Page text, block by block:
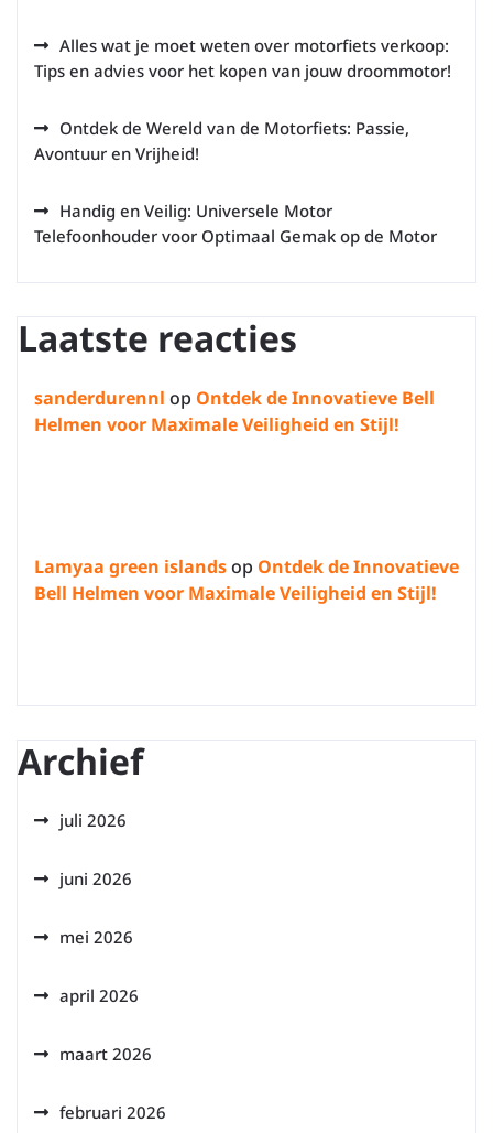
Alles wat je moet weten over motorfiets verkoop:
Tips en advies voor het kopen van jouw droommotor!
Ontdek de Wereld van de Motorfiets: Passie,
Avontuur en Vrijheid!
Handig en Veilig: Universele Motor
Telefoonhouder voor Optimaal Gemak op de Motor
Laatste reacties
sanderdurennl op Ontdek de Innovatieve Bell
Helmen voor Maximale Veiligheid en Stijl!
Lamyaa green islandsop Ontdek de Innovatieve
Bell Helmen voor Maximale Veiligheid en Stijl!
Archief
juli 2026
juni 2026
mei 2026
april 2026
maart 2026
februari 2026